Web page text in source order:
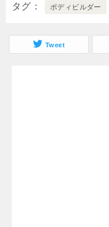
タグ ボディビルダー
Tweet